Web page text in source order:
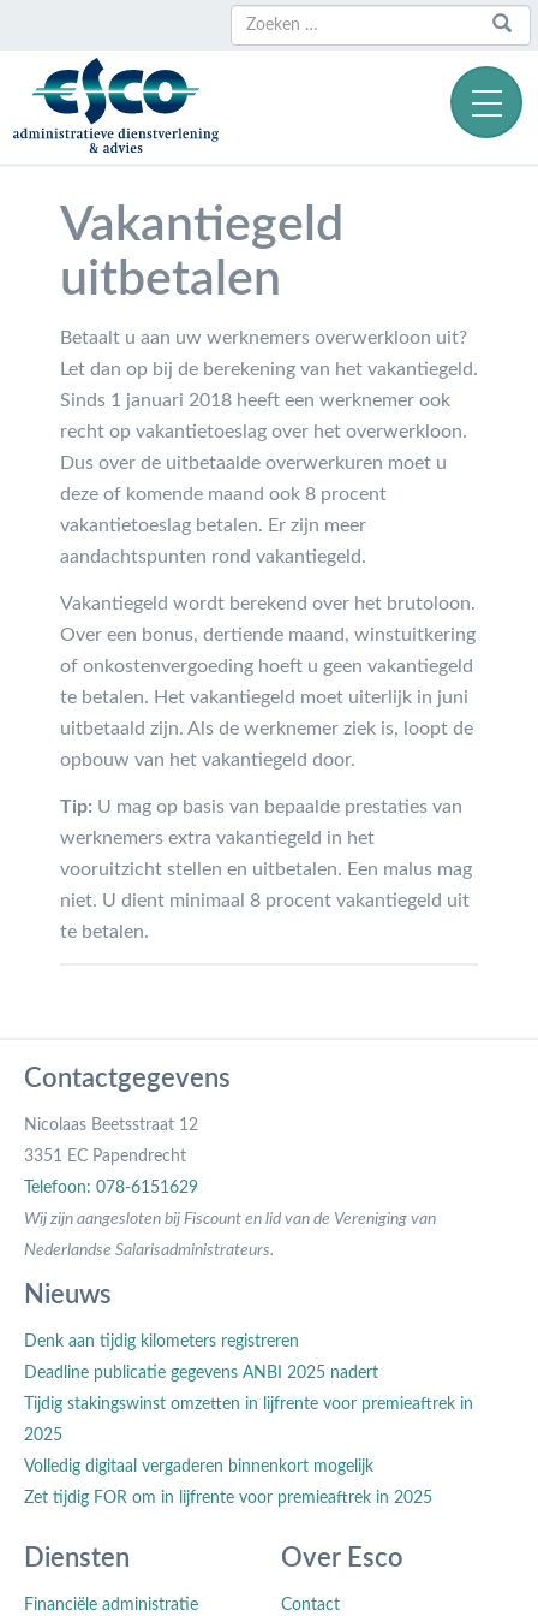
Zoeken
Zoeken
naar:
Vakantiegeld
uitbetalen
Betaalt u aan uw werknemers overwerkloon uit?
Let dan op bij de berekening van het vakantiegeld.
Sinds 1 januari 2018 heeft een werknemer ook
recht op vakantietoeslag over het overwerkloon.
Dus over de uitbetaalde overwerkuren moet u
deze of komende maand ook 8 procent
vakantietoeslag betalen. Er zijn meer
aandachtspunten rond vakantiegeld.
Vakantiegeld wordt berekend over het brutoloon.
Over een bonus, dertiende maand, winstuitkering
of onkostenvergoeding hoeft u geen vakantiegeld
te betalen. Het vakantiegeld moet uiterlijk in juni
uitbetaald zijn. Als de werknemer ziek is, loopt de
opbouw van het vakantiegeld door.
Tip: U mag op basis van bepaalde prestaties van
werknemers extra vakantiegeld in het
vooruitzicht stellen en uitbetalen. Een malus mag
niet. U dient minimaal 8 procent vakantiegeld uit
te betalen.
Contactgegevens
Nicolaas Beetsstraat 12
3351 EC Papendrecht
Telefoon: 078-6151629
Wij zijn aangesloten bij Fiscount en lid van de Vereniging van
Nederlandse Salarisadministrateurs.
Nieuws
Denk aan tijdig kilometers registreren
Deadline publicatie gegevens ANBI 2025 nadert
Tijdig stakingswinst omzetten in lijfrente voor premieaftrek in
2025
Volledig digitaal vergaderen binnenkort mogelijk
Zet tijdig FOR om in lijfrente voor premieaftrek in 2025
Diensten
Financiële administratie
Over Esco
Contact